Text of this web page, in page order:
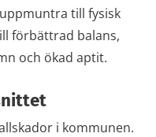
till fysisk
förbättrad balans,
och ökad aptit.
i kommunen.